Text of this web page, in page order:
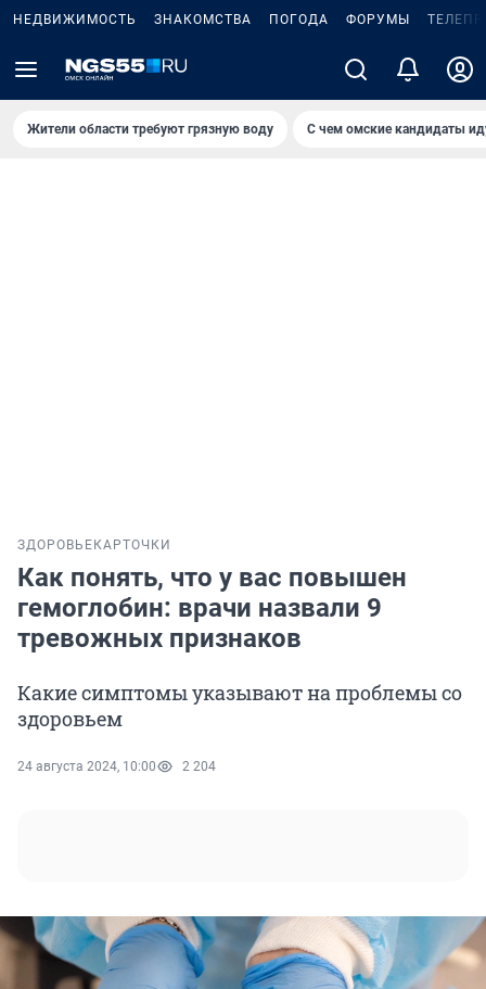
НЕДВИЖИМОСТЬ ЗНАКОМСТВА ПОГОДА ФОРУМЫ
Жители области требуют грязную воду С чем омские кандидаты
ЗДОРОВЬЕ КАРТОЧКИ
Как понять, что у вас повышен
гемоглобин: врачи назвали 9
тревожных признаков
Какие симптомы указывают на проблемы со
здоровьем
24 августа 2024, 10:00 2 204